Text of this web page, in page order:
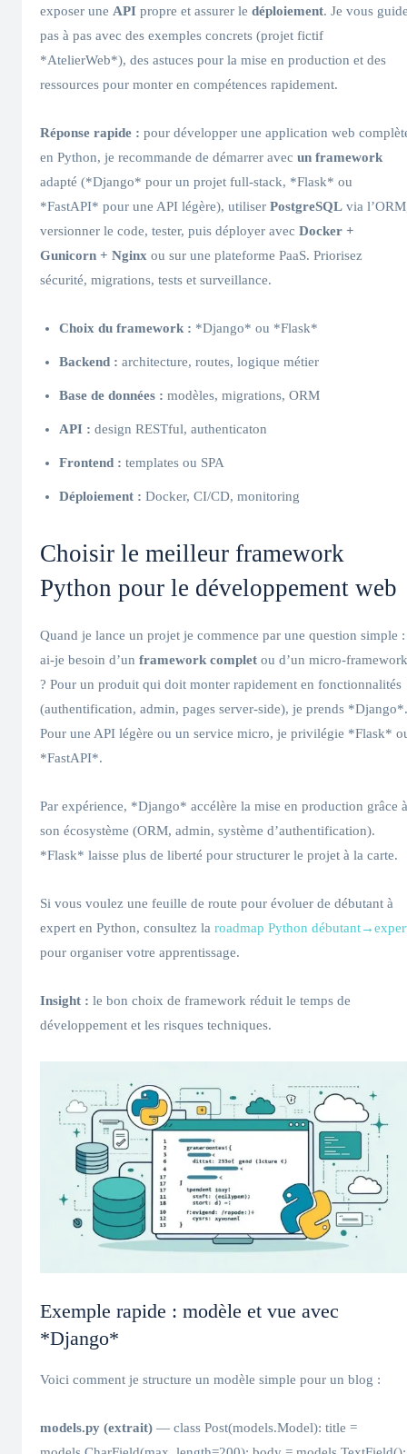
exposer une API propre et assurer le déploiement. Je vous
pas à pas avec des exemples concrets (projet fictif
*AtelierWeb*), des astuces pour la mise en production et des
ressources pour monter en compétences rapidement.
Réponse rapide : pour développer une application web
en Python, je recommande de démarrer avec un framework
adapté (*Django* pour un projet full‑stack, *Flask* ou
*FastAPI* pour une API légère), utiliser PostgreSQL via
versionner le code, tester, puis déployer avec Docker +
Gunicorn + Nginx ou sur une plateforme PaaS. Priorisez
sécurité, migrations, tests et surveillance.
Choix du framework : *Django* ou *Flask*
Backend : architecture, routes, logique métier
Base de données : modèles, migrations, ORM
API : design RESTful, authenticaton
Frontend : templates ou SPA
Déploiement : Docker, CI/CD, monitoring
Choisir le meilleur framework
Python pour le développement web
Quand je lance un projet je commence par une question simple :
ai-je besoin d’un framework complet ou d’un micro‑framework
? Pour un produit qui doit monter rapidement en fonctionnalités
(authentification, admin, pages server‑side), je prends *Django*.
Pour une API légère ou un service micro, je privilégie *Flask*
*FastAPI*.
Par expérience, *Django* accélère la mise en production grâce à
son écosystème (ORM, admin, système d’authentification).
*Flask* laisse plus de liberté pour structurer le projet à la carte.
Si vous voulez une feuille de route pour évoluer de débutant à
expert en Python, consultez la roadmap Python
pour organiser votre apprentissage.
Insight : le bon choix de framework réduit le temps de
développement et les risques techniques.
Exemple rapide : modèle et vue avec
*Django*
Voici comment je structure un modèle simple pour un blog :
models.py (extrait) — class Post(models.Model): title =